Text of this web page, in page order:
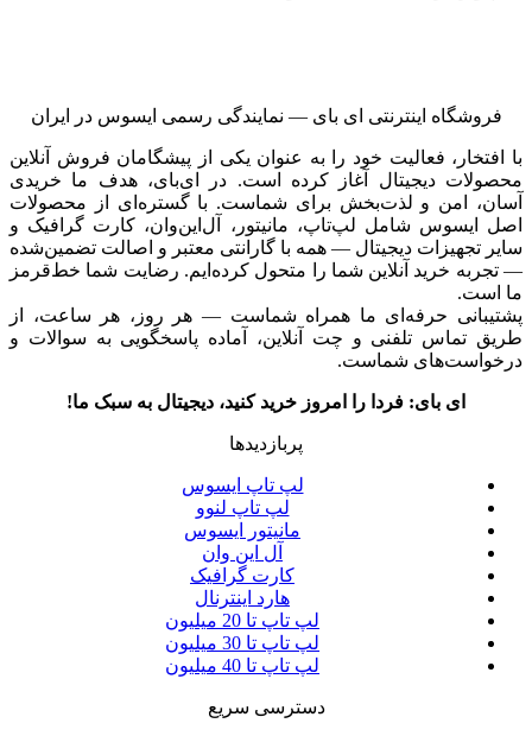
فروشگاه اینترنتی ای‌ بای — نمایندگی رسمی ایسوس در ایران
با افتخار، فعالیت خود را به عنوان یکی از پیشگامان فروش آنلاین
محصولات دیجیتال آغاز کرده است. در ای‌بای، هدف ما خریدی
آسان، امن و لذت‌بخش برای شماست. با گستره‌ای از محصولات
اصل ایسوس شامل لپ‌تاپ، مانیتور، آل‌این‌وان، کارت گرافیک و
سایر تجهیزات دیجیتال — همه با گارانتی معتبر و اصالت تضمین‌شده
— تجربه خرید آنلاین شما را متحول کرده‌ایم. رضایت شما خط‌قرمز
ما است.
پشتیبانی حرفه‌ای ما همراه شماست — هر روز، هر ساعت، از
طریق تماس تلفنی و چت آنلاین، آماده پاسخگویی به سوالات و
درخواست‌های شماست.
ای بای: فردا را امروز خرید کنید، دیجیتال به سبک ما!
پربازدیدها
لپ تاپ ایسوس
لپ تاپ لنوو
مانیتور ایسوس
آل این وان
کارت گرافیک
هارد اینترنال
لپ تاپ تا 20 میلیون
لپ تاپ تا 30 میلیون
لپ تاپ تا 40 میلیون
دسترسی سریع